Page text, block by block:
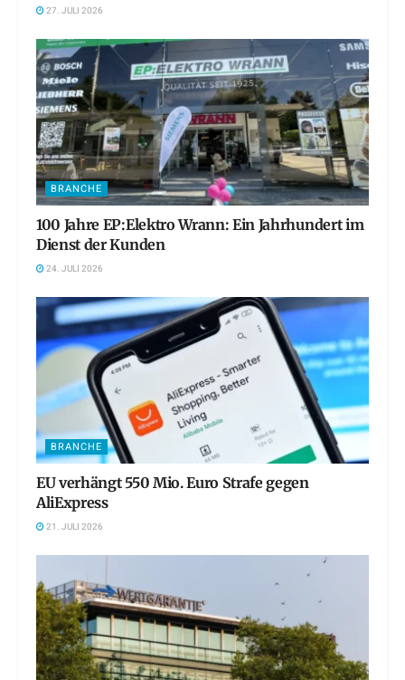
27. JULI 2026
BRANCHE
100 Jahre EP:Elektro Wrann: Ein Jahrhundert im
Dienst der Kunden
24. JULI 2026
BRANCHE
EU verhängt 550 Mio. Euro Strafe gegen
AliExpress
21. JULI 2026